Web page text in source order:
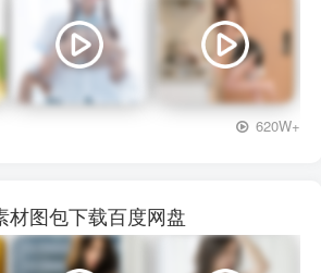
620W+
材图包下载百度网盘
+3